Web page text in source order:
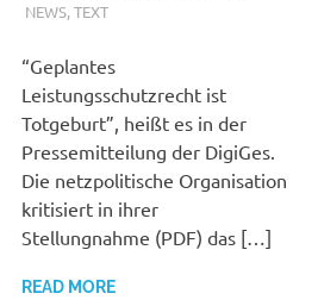
NEWS,TEXT
“Geplantes
Leistungsschutzrecht ist
Totgeburt”, heißt es in der
Pressemitteilung der DigiGes.
Die netzpolitische Organisation
kritisiert in ihrer
Stellungnahme (PDF) das […]
READ MORE